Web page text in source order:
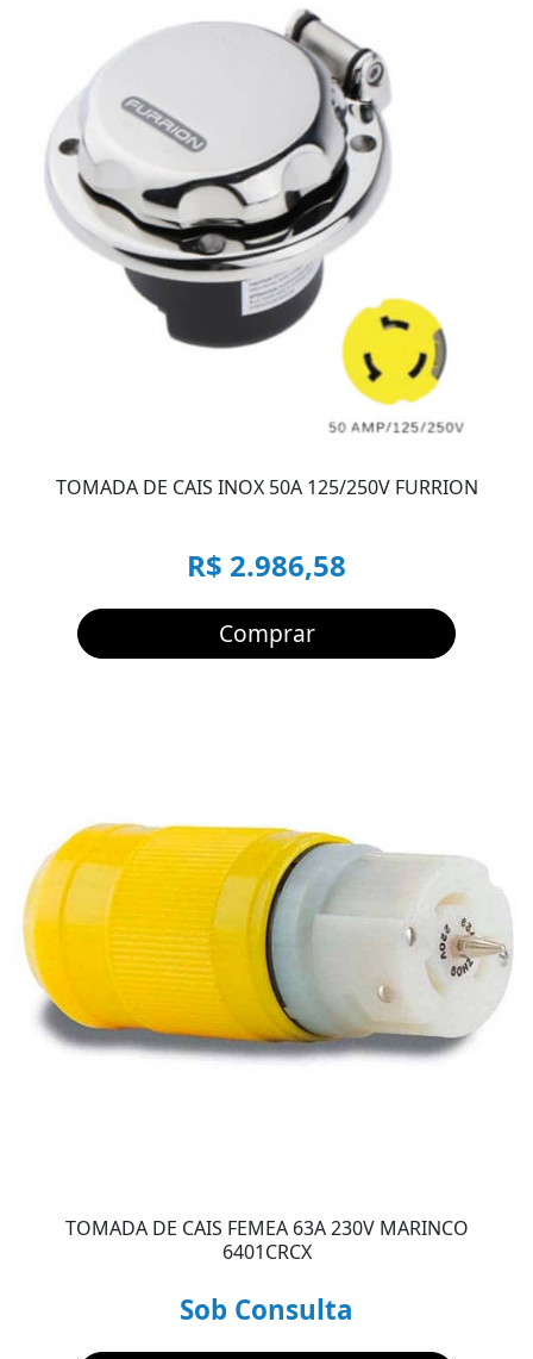
TOMADA DE CAIS INOX 50A 125/250V FURRION
R$ 2.986,58
Comprar
TOMADA DE CAIS FEMEA 63A 230V MARINCO
6401CRCX
Sob Consulta